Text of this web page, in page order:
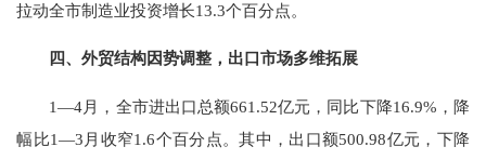
拉动全市制造业投资增长13.3个百分点。
四、外贸结构因势调整，出口市场多维拓展
1—4月，全市进出口总额661.52亿元，同比下降16.9% ，降
幅比1—3 月 收窄1.6个百分点。其中，出口额500.98亿元，下降